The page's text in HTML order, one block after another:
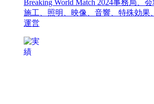
Breaking World Match 2024事務局、
施工、照明、映像、音響、特殊効果
運営